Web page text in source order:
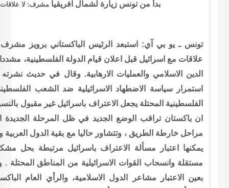
مشرف: لا علاقات مع اسرائيل قبل قيام دولة فلسطينية
برويز مشرف الذي يزور تونس حاليا احتمال اقامة بلاده
الفلسطينية، مشددا في الوقت نفسه علي اهمية عدم الخلط بين
وقال في حديث نشرته صحيفة الشروق التونسية امس الثلاثاء ان
ضد الشعب الفلسطيني، ورفض حكومة تل ابيب اخلاء المناطق
غير مقبول بالنسبة للشعب الباكستاني . واضاف مشرف قائلا
المرحلة الجديدة التي برزت عقب اعلان اللجنة الرباعية عن
الدول العربية والاسلامية، وبالتالي فان الحكومة الباكستانية
مرتبطة بحل مشكلة الشرق الاوسط باقامة دولة فلسطينية
المناطق المحتلة . واكد في هذا السياق ان حكومة بلاده ستأخذ
والرأي العام الباكستاني، قبل اتخاذ قرارها النهائي بشأن هذه